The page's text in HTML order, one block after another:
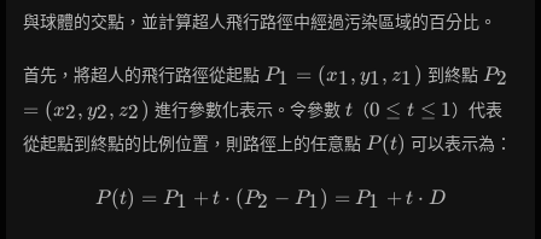
與球體的交點，並計算超人飛行路徑中經過污染區域的百分比。
首先，將超人的飛行路徑從起點 P_1
(x_1,
y_1,
P1 = (x1, y1, z1 ) 到終點 P_2
(x_2,
y_2,
P2
= (x2, y2, z2 ) 進行參數化表示。令參數 t
t（0
\leq
t
1
0 ≤ t ≤ 1）代表
從起點到終點的比例位置，則路徑上的任意點 P(t)
P(t) 可以表示為：
P(t) = P_1 + t \cdot (P_2 -
P (t) = P1 + t ⋅ (P2 − P1) = P1 + t ⋅ D